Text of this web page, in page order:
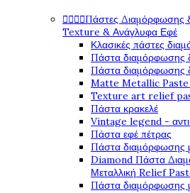
   Πάστες Διαμόρφωσης
Texture & Ανάγλυφα Εφέ
Κλασικές πάστες
Πάστα διαμόρφωσης
Πάστα διαμόρφωσης
Matte Metallic
Texture art relief
Πάστα κρακελέ
Vintage legend -
Πάστα εφέ πέτρας
Πάστα διαμόρφωσης
Diamond Πάστα
Μεταλλική Relief
Πάστα διαμόρφωσης